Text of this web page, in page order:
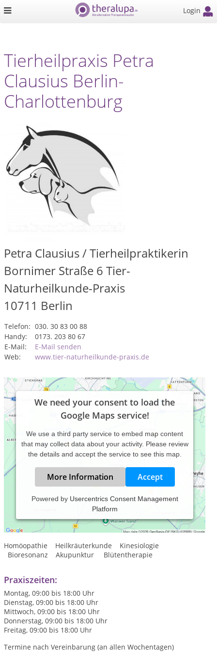
Login
Tierheilpraxis Petra
Clausius Berlin-
Charlottenburg
Petra Clausius / Tierheilpraktikerin
Bornimer Straße 6 Tier-
Naturheilkunde-Praxis
10711 Berlin
Telefon: 030. 30 83 00 88
Handy:
0173. 203 80 67
E-Mail:
E-Mail senden
Web:
www.tier-naturheilkunde-praxis.de
We need your consent to load the
Google Maps service!
We use a third party service to embed map content
that may collect data about your activity. Please review
the details and accept the service to see this map.
More Information Accept
Powered by Usercentrics Consent Management
Platform
Naturheilkunde für Hunde, Katzen und Pferde
Therapiespektrum
Homöopathie Heilkräuterkunde Kinesiologie
Bioresonanz Akupunktur Blütentherapie
Praxiszeiten:
Montag, 09:00 bis 18:00 Uhr
Dienstag, 09:00 bis 18:00 Uhr
Mittwoch, 09:00 bis 18:00 Uhr
Donnerstag, 09:00 bis 18:00 Uhr
Freitag, 09:00 bis 18:00 Uhr
Termine nach Vereinbarung (an allen Wochentagen)